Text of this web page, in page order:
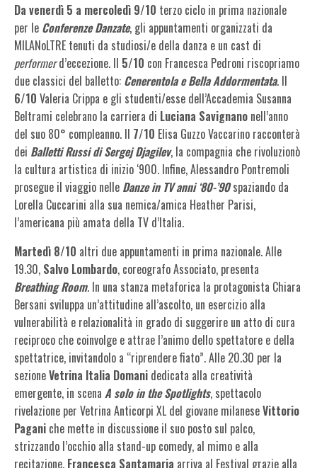
Da venerdì 5 a mercoledì 9/10 terzo ciclo in prima nazionale
per le Conferenze Danzate, gli appuntamenti organizzati da
MILANoLTRE tenuti da studiosi/e della danza e un cast di
performerd’eccezione. Il 5/10 con Francesca Pedroni riscopriamo
due classici del balletto: Cenerentola e Bella Addormentata. Il
6/10 Valeria Crippa e gli studenti/esse dell’Accademia Susanna
Beltrami celebrano la carriera di Luciana Savignano nell’anno
del suo 80° compleanno. Il 7/10 Elisa Guzzo Vaccarino racconterà
dei Balletti Russi di Sergej Djagilev, la compagnia che rivoluzionò
la cultura artistica di inizio ‘900. Infine, Alessandro Pontremoli
prosegue il viaggio nelle Danze in TV anni ‘80-’90spaziando da
Lorella Cuccarini alla sua nemica/amica Heather Parisi,
l’americana più amata della TV d’Italia.
Martedì 8/10 altri due appuntamenti in prima nazionale. Alle
19.30, Salvo Lombardo, coreografo Associato, presenta
Breathing Room. In una stanza metaforica la protagonista Chiara
Bersani sviluppa un’attitudine all’ascolto, un esercizio alla
vulnerabilità e relazionalità in grado di suggerire un atto di cura
reciproco che coinvolge e attrae l’animo dello spettatore e della
spettatrice, invitandolo a “riprendere fiato”. Alle 20.30 per la
sezioneVetrina Italia Domani dedicata alla creatività
emergente, in scenaA solo in the Spotlights, spettacolo
rivelazione per Vetrina Anticorpi XL del giovane milaneseVittorio
Pagani che mette in discussione il suo posto sul palco,
strizzando l’occhio alla stand-up comedy, al mimo e alla
recitazione. Francesca Santamaria arriva al Festival grazie alla